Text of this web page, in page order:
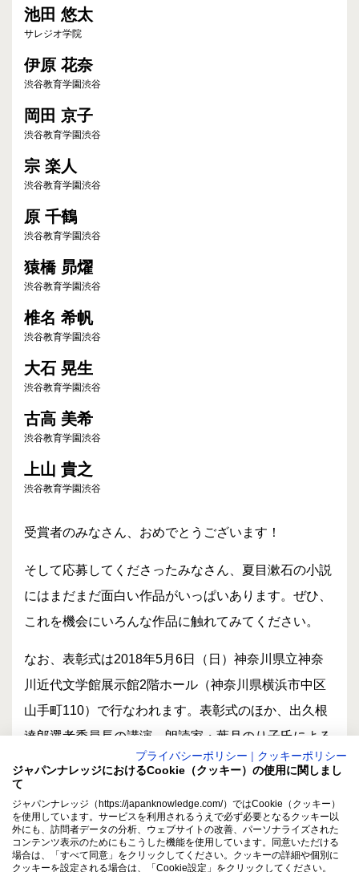
池田 悠太
サレジオ学院
伊原 花奈
渋谷教育学園渋谷
岡田 京子
渋谷教育学園渋谷
宗 楽人
渋谷教育学園渋谷
原 千鶴
渋谷教育学園渋谷
猿橋 昴燿
渋谷教育学園渋谷
椎名 希帆
渋谷教育学園渋谷
大石 晃生
渋谷教育学園渋谷
古高 美希
渋谷教育学園渋谷
上山 貴之
渋谷教育学園渋谷
受賞者のみなさん、おめでとうございます！
そして応募してくださったみなさん、夏目漱石の小説
にはまだまだ面白い作品がいっぱいあります。ぜひ、
これを機会にいろんな作品に触れてみてください。
なお、表彰式は2018年5月6日（日）神奈川県立神奈
川近代文学館展示館2階ホール（神奈川県横浜市中区
山手町110）で行なわれます。表彰式のほか、出久根
達郎選考委員長の講演、朗読家・葉月のり子氏による
『こころ』の朗読があります。
表彰式のくわしい情報についてはイベントインフォメ
ーションのページをご覧ください。
お問い合わせは夏目漱石・記念年実行委員会事務局
プライバシーポリシー
クッキーポリシー
ジャパンナレッジにおけるCookie（クッキー）の使用に関しまし
て
ジャパンナレッジ（https://japanknowledge.com/）ではCookie（クッキー）
を使用しています。サービスを利用されるうえで必ず必要となるクッキー以
外にも、訪問者データの分析、ウェブサイトの改善、パーソナライズされた
コンテンツ表示のためにもこうした機能を使用しています。同意いただける
場合は、「すべて同意」をクリックしてください。クッキーの詳細や個別に
クッキーを設定される場合は、「Cookie設定」をクリックしてください。